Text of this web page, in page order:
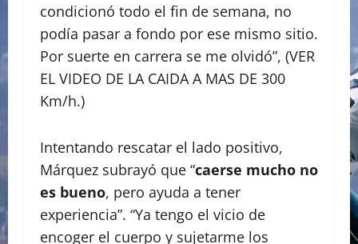
condicionó todo el fin de semana, no
podía pasar a fondo por ese mismo sitio.
Por suerte en carrera se me olvidó”, (VER
EL VIDEO DE LA CAIDA A MAS DE 300
Km/h.)
Intentando rescatar el lado positivo,
Márquez subrayó que “caerse mucho no
es bueno, pero ayuda a tener
experiencia”. “Ya tengo el vicio de
encoger el cuerpo y sujetarme los